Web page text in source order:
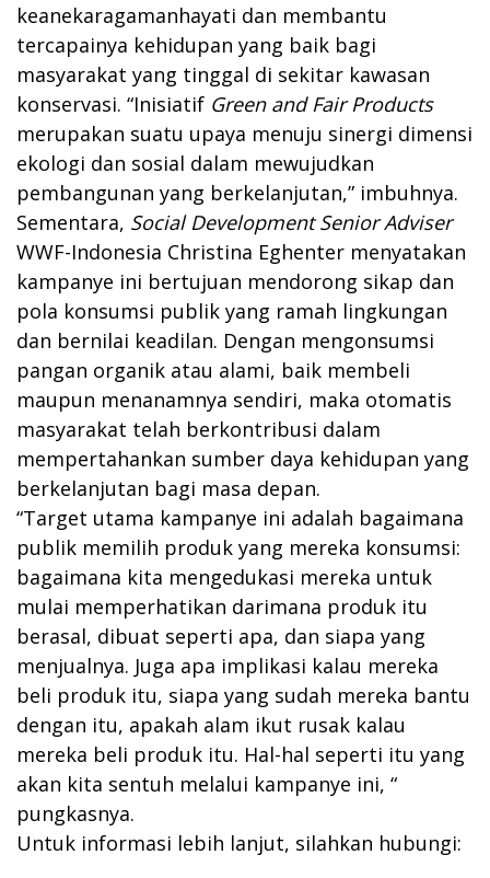
keanekaragamanhayati dan membantu
tercapainya kehidupan yang baik bagi
masyarakat yang tinggal di sekitar kawasan
konservasi. “Inisiatif Green and Fair Products
merupakan suatu upaya menuju sinergi dimensi
ekologi dan sosial dalam mewujudkan
pembangunan yang berkelanjutan,” imbuhnya.
Sementara, Social Development Senior Adviser
WWF-Indonesia Christina Eghenter menyatakan
kampanye ini bertujuan mendorong sikap dan
pola konsumsi publik yang ramah lingkungan
dan bernilai keadilan. Dengan mengonsumsi
pangan organik atau alami, baik membeli
maupun menanamnya sendiri, maka otomatis
masyarakat telah berkontribusi dalam
mempertahankan sumber daya kehidupan yang
berkelanjutan bagi masa depan.
“Target utama kampanye ini adalah bagaimana
publik memilih produk yang mereka konsumsi:
bagaimana kita mengedukasi mereka untuk
mulai memperhatikan darimana produk itu
berasal, dibuat seperti apa, dan siapa yang
menjualnya. Juga apa implikasi kalau mereka
beli produk itu, siapa yang sudah mereka bantu
dengan itu, apakah alam ikut rusak kalau
mereka beli produk itu. Hal-hal seperti itu yang
akan kita sentuh melalui kampanye ini, “
pungkasnya.
Untuk informasi lebih lanjut, silahkan hubungi: